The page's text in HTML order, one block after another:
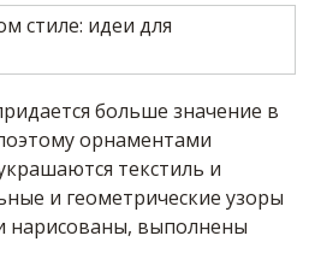
больше значение в
орнаментами
текстиль и
и геометрические узоры
нарисованы, выполнены